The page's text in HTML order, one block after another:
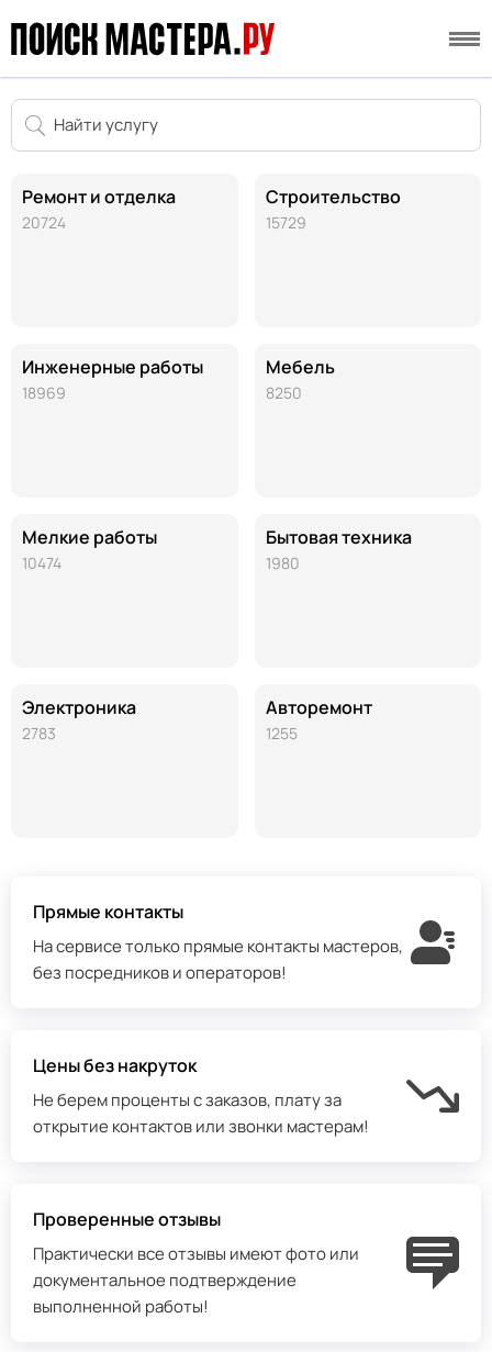
Ремонт и отделка
20724
Инженерные работы
18969
Мелкие работы
10474
Электроника
2783
Строительство
15729
Мебель
8250
Бытовая техника
1980
Авторемонт
1255
Прямые контакты
На сервисе только прямые контакты мастеров,
без посредников и операторов!
Цены без накруток
Не берем проценты с заказов, плату за
открытие контактов или звонки мастерам!
Проверенные отзывы
Практически все отзывы имеют фото или
документальное подтверждение
выполненной работы!